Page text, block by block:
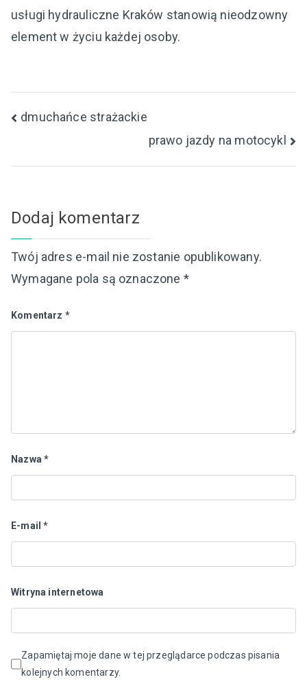
usługi hydrauliczne Kraków stanowią nieodzowny
element w życiu każdej osoby.
Nawigacja
dmuchańce strażackie
prawo jazdy na motocykl
Dodaj komentarz
Twój adres e-mail nie zostanie opublikowany.
Wymagane pola są oznaczone *
Komentarz *
Nazwa*
E-mail*
Witryna internetowa
Zapamiętaj moje dane w tej przeglądarce podczas pisania
kolejnych komentarzy.